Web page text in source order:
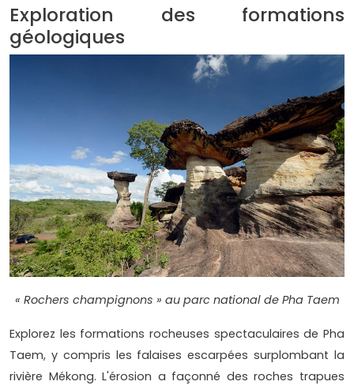
Exploration des formations
géologiques
« Rochers champignons » au parc national de Pha Taem
Explorez les formations rocheuses spectaculaires de Pha
Taem, y compris les falaises escarpées surplombant la
rivière Mékong. L'érosion a façonné des roches trapues